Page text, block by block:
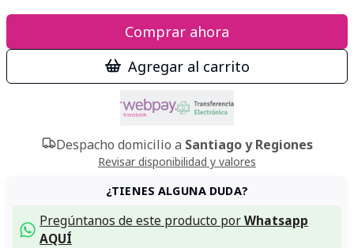
Comprar ahora
Agregar al carrito
Despacho domicilio a Santiago y Regiones
Revisar disponibilidad y valores
¿TIENES ALGUNA DUDA?
Pregúntanos de este producto porWhatsapp
AQUÍ